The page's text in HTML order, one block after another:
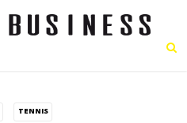
TENNIS